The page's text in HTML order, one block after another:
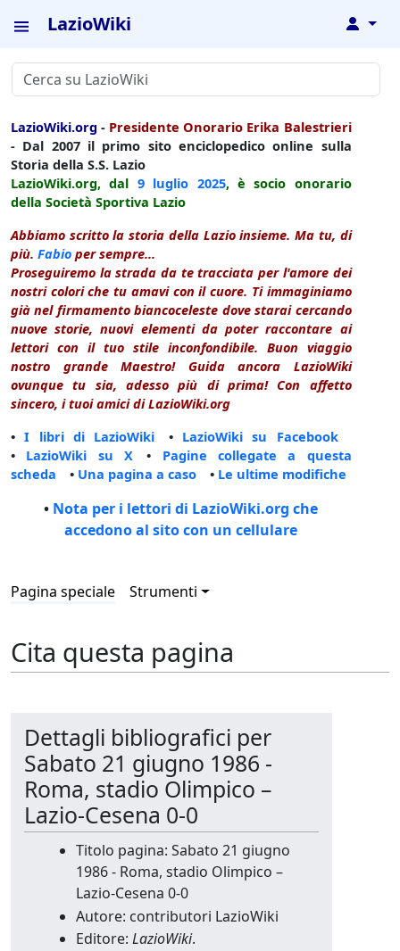
LazioWiki ↓
LazioWiki.org - Presidente Onorario Erika Balestrieri
- Dal 2007 il primo sito enciclopedico online sulla
Storia della S.S. Lazio
LazioWiki.org, dal 9 luglio 2025, è socio onorario
della Società Sportiva Lazio
Abbiamo scritto la storia della Lazio insieme. Ma tu, di
più. Fabio per sempre...
Proseguiremo la strada da te tracciata per l'amore dei
nostri colori che tu amavi con il cuore. Ti immaginiamo
già nel firmamento biancoceleste dove starai cercando
nuove storie, nuovi elementi da poter raccontare ai
lettori con il tuo stile inconfondibile. Buon viaggio
nostro grande Maestro! Guida ancora LazioWiki
ovunque tu sia, adesso più di prima! Con affetto
sincero, i tuoi amici di LazioWiki.org
•I libri di LazioWiki • LazioWiki su Facebook
• LazioWiki su X • Pagine collegate a questa
scheda • Una pagina a caso • Le ultime modifiche
• Nota per i lettori di LazioWiki.org che
accedono al sito con un cellulare
Pagina speciale Strumenti
Cita questa pagina
Dettagli bibliografici per
Sabato 21 giugno 1986 -
Roma, stadio Olimpico –
Lazio-Cesena 0-0
Titolo pagina: Sabato 21 giugno
1986 - Roma, stadio Olimpico –
Lazio-Cesena 0-0
Autore: contributori LazioWiki
Editore: LazioWiki.